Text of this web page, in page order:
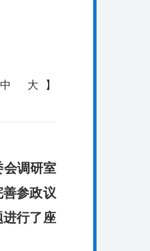
中 大 】
会调研室
参政议
行了座